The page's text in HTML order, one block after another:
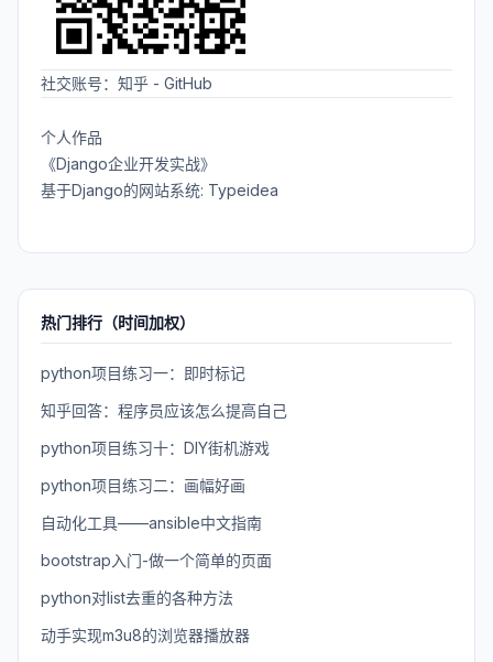
社交账号： 知乎 - GitHub
个人作品
《Django企业开发实战》
基于Django的网站系统: Typeidea
热门排行（时间加权）
python项目练习一：即时标记
知乎回答：程序员应该怎么提高自己
python项目练习十：DIY街机游戏
python项目练习二：画幅好画
自动化工具——ansible中文指南
bootstrap入门-做一个简单的页面
python对list去重的各种方法
动手实现m3u8的浏览器播放器